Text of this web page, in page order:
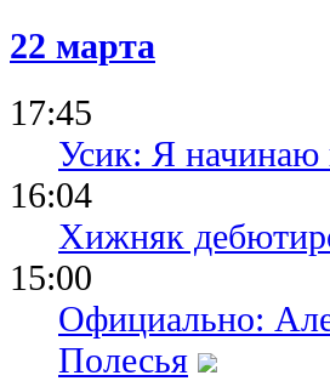
22 марта
17:45
Усик: Я начинаю
16:04
Хижняк
15:00
Официально:
Полесья